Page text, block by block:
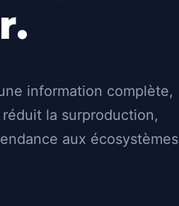
information complète,
la surproduction,
aux écosystèmes